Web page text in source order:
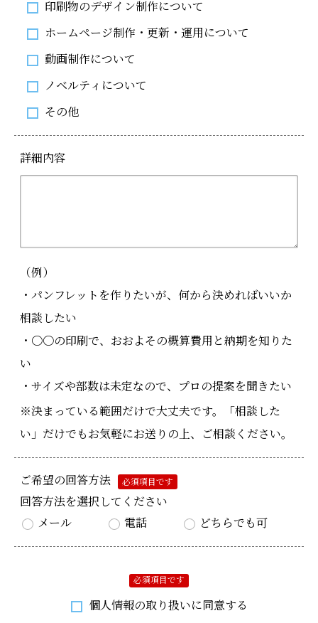
印刷物のデザイン制作について
ホームページ制作・更新・運用について
動画制作について
ノベルティについて
その他
詳細内容
（例）
・パンフレットを作りたいが、何から決めればいいか
相談したい
・〇〇の印刷で、おおよその概算費用と納期を知りた
い
・サイズや部数は未定なので、プロの提案を聞きたい
※決まっている範囲だけで大丈夫です。「相談した
い」だけでもお気軽にお送りの上、ご相談ください。
ご希望の回答方法 必須項目です
回答方法を選択してください
メール
電話 どちらでも可
必須項目です
個人情報の取り扱いに同意する